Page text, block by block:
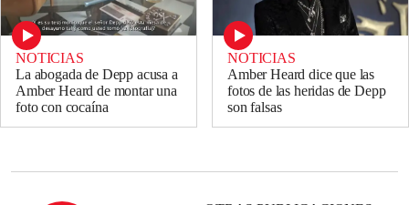
NOTICIAS
La abogada de Depp acusa a
Amber Heard de montar una
foto con cocaína
NOTICIAS
Amber Heard dice que las
fotos de las heridas de Depp
son falsas